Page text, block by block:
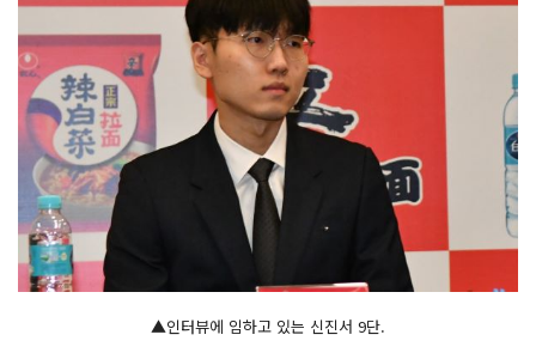
▲인터뷰에 임하고 있는 신진서 9단.